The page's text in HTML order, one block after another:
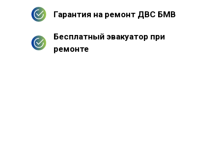
Гарантия на ремонт ДВС БМВ
Бесплатный эвакуатор при
ремонте